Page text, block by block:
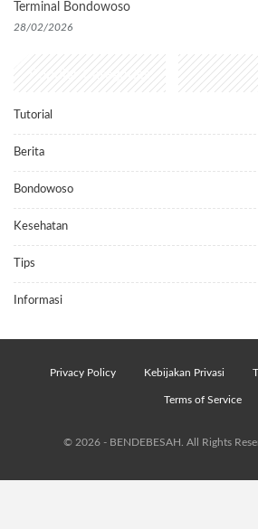
Terminal Bondowoso
28/02/2026
Popular Categories
Tutorial
Berita
Bondowoso
Kesehatan
Tips
Informasi
Privacy Policy Kebijakan Privasi
Terms of Service
© 2026 - BENDEBESAH. All Rights